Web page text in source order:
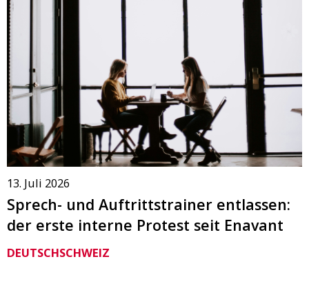
13. Juli 2026
Sprech- und Auftrittstrainer entlassen:
der erste interne Protest seit Enavant
DEUTSCHSCHWEIZ